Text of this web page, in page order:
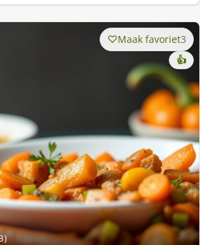
Maak favoriet3
👍